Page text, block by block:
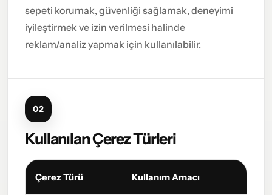
sepeti korumak, güvenliği sağlamak, deneyimi
iyileştirmek ve izin verilmesi halinde
reklam/analiz yapmak için kullanılabilir.
02
Kullanılan Çerez Türleri
Çerez Türü Kullanım Amacı